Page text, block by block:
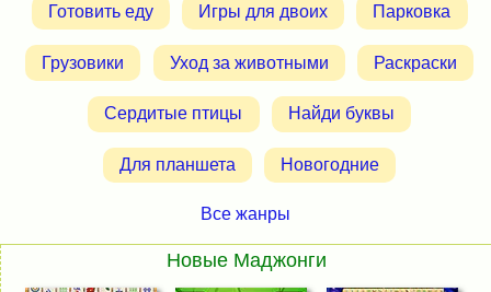
Готовить еду Игры для двоих Парковка
Грузовики Уход за животными Раскраски
Сердитые птицы Найди буквы
Для планшета Новогодние
Все жанры
Новые Маджонги